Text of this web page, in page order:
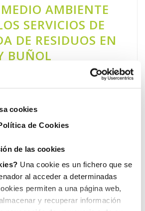
cookies
de Cookies
de las cookies
Una cookie es un fichero que se
al acceder a determinadas
permiten a una página web,
y recuperar información
AMBIENTE
SERVICIOS DE
DE RESIDUOS EN
BUÑOL
provincia de Valencia. La
diferentes servicios
la recogida de residuos en
LEER MÁS